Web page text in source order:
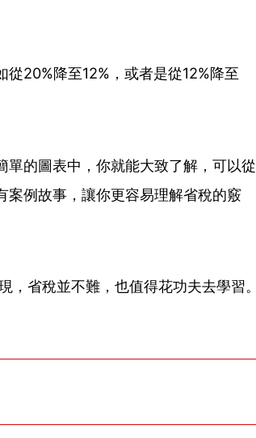
20%降至12%，或者是從12%降至
的圖表中，你就能大致了解，可以從
例故事，讓你更容易理解省稅的竅
省稅並不難，也值得花功夫去學習。